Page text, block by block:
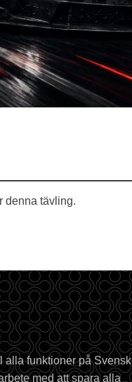
denna tävling.
alla funktioner på Svensk
med att spara alla